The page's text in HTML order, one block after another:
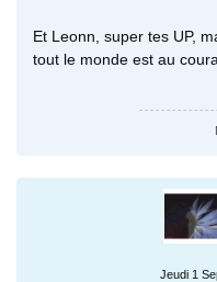
Et Leonn, super tes UP,
tout le monde est au
Jeudi 1